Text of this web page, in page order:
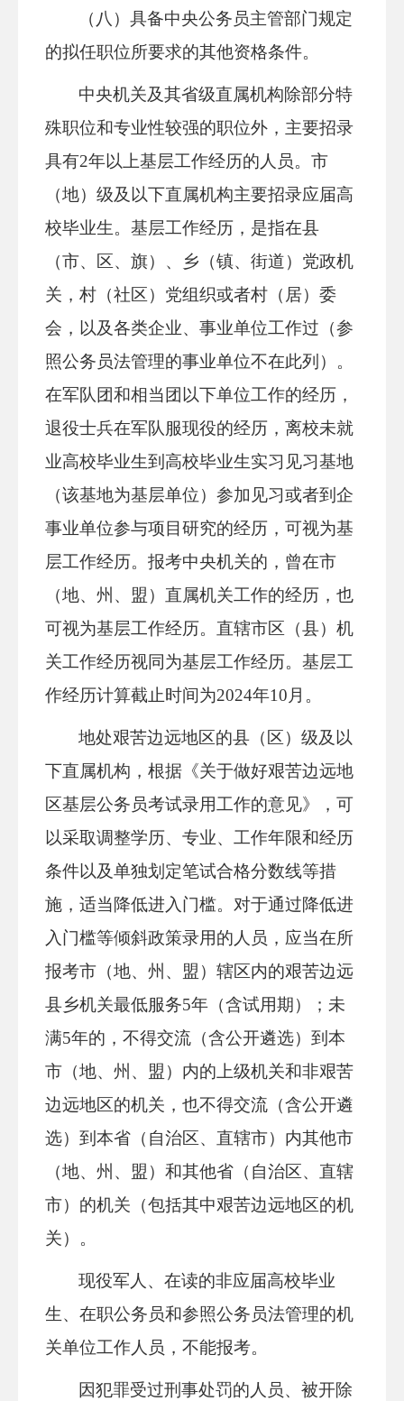
（八）具备中央公务员主管部门规定
的拟任职位所要求的其他资格条件。
中央机关及其省级直属机构除部分特
殊职位和专业性较强的职位外，主要招录
具有2年以上基层工作经历的人员。市
（地）级及以下直属机构主要招录应届高
校毕业生。基层工作经历，是指在县
（市、区、旗）、乡（镇、街道）党政机
关，村（社区）党组织或者村（居）委
会，以及各类企业、事业单位工作过（参
照公务员法管理的事业单位不在此列）。
在军队团和相当团以下单位工作的经历，
退役士兵在军队服现役的经历，离校未就
业高校毕业生到高校毕业生实习见习基地
（该基地为基层单位）参加见习或者到企
事业单位参与项目研究的经历，可视为基
层工作经历。报考中央机关的，曾在市
（地、州、盟）直属机关工作的经历，也
可视为基层工作经历。直辖市区（县）机
关工作经历视同为基层工作经历。基层工
作经历计算截止时间为2024年10月。
地处艰苦边远地区的县（区）级及以
下直属机构，根据《关于做好艰苦边远地
区基层公务员考试录用工作的意见》，可
以采取调整学历、专业、工作年限和经历
条件以及单独划定笔试合格分数线等措
施，适当降低进入门槛。对于通过降低进
入门槛等倾斜政策录用的人员，应当在所
报考市（地、州、盟）辖区内的艰苦边远
县乡机关最低服务5年（含试用期）；未
满5年的，不得交流（含公开遴选）到本
市（地、州、盟）内的上级机关和非艰苦
边远地区的机关，也不得交流（含公开遴
选）到本省（自治区、直辖市）内其他市
（地、州、盟）和其他省（自治区、直辖
市）的机关（包括其中艰苦边远地区的机
关）。
现役军人、在读的非应届高校毕业
生、在职公务员和参照公务员法管理的机
关单位工作人员，不能报考。
因犯罪受过刑事处罚的人员、被开除